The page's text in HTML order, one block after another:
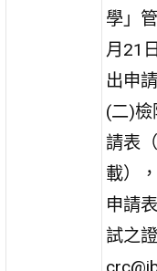
學」
月21
出申
(二)
請表
載）
申請
試之